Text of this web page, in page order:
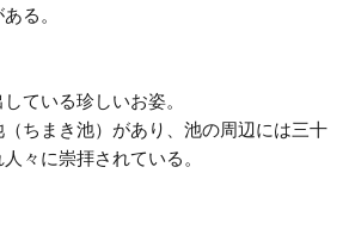
る。
ている珍しいお姿。
ちまき池）があり、池の周辺には三十
々に崇拝されている。